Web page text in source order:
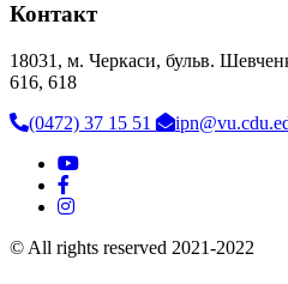
Контакт
18031, м. Черкаси, бульв.
616, 618
(0472) 37 15 51
© All rights reserved 2021-2022